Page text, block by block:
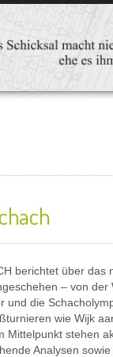
berichtet über das
– von der
und die
wie Wijk
Mittelpunkt stehen
Analysen